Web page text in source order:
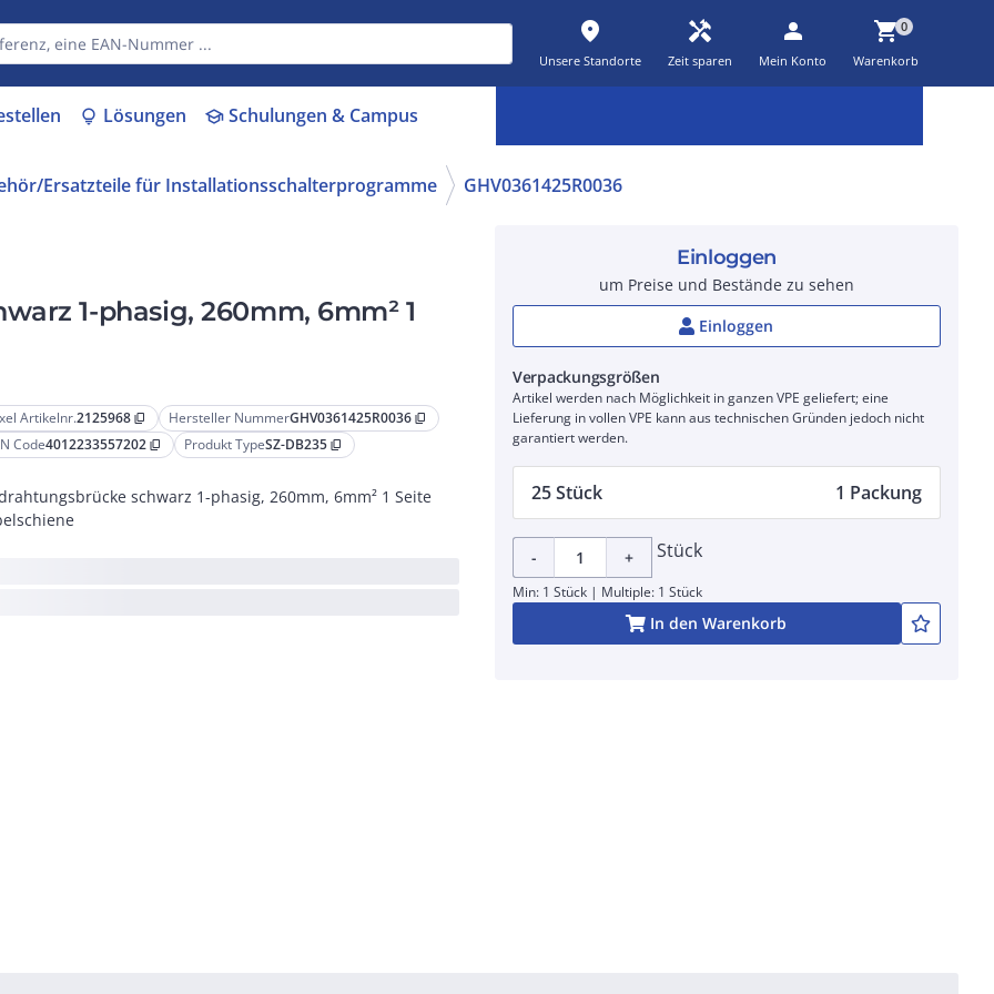
place
Unsere Standorte
handyman
Zeit sparen
person
Mein Konto
shopping_cart0
Warenkorb
lightbulb Lösungen schoolSchulungen & Campus
Ersatzteile für Installationsschalterprogramme GHV0361425R0036
1-phasig, 260mm, 6mm² 1
Artikelnr.2125968 content_copy Hersteller NummerGHV0361425R0036 content_copy
Code4012233557202 content_copy Produkt TypeSZ-DB235 content_copy
schwarz 1-phasig, 260mm, 6mm² 1 Seite
Einloggen
um Preise und Bestände zu sehen
Einloggen
Verpackungsgrößen
Artikel werden nach Möglichkeit in ganzen VPE geliefert; eine
Lieferung in vollen VPE kann aus technischen Gründen jedoch nicht
garantiert werden.
25 Stück 1 Packung
- + Stück
Min: 1 Stück | Multiple: 1 Stück
In den Warenkorb